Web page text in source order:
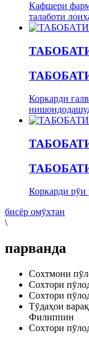
Кафшери
талаботи
Коркарди
Коркарди
бисёр омӯхтан
\
парванда
Сохтмони
Сохтори
Сохтори
Тӯдаҳои
Филиппин
Сохтори